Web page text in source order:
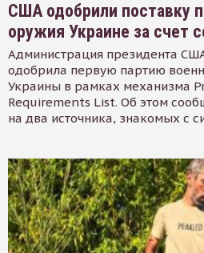
США одобрили поставку
оружия Украине за счет
Администрация президента
одобрила первую партию
Украины в рамках механизма
Requirements List. Об этом
на два источника, знакомых с